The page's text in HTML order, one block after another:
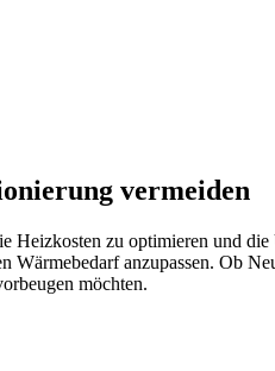
vermeiden
Heizkosten zu optimieren und
anzupassen. Ob
möchten.